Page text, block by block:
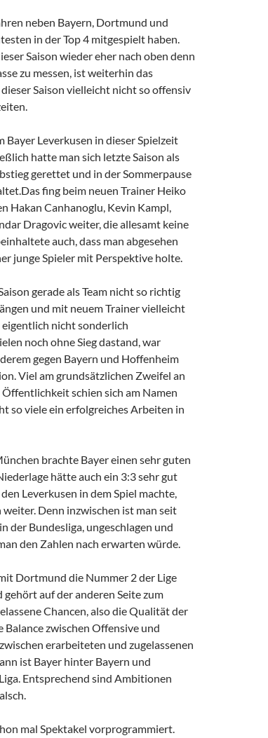
neben Bayern, Dortmund und
in der Top 4 mitgespielt haben.
Saison wieder eher nach oben denn
zu messen, ist weiterhin das
Saison vielleicht nicht so offensiv
Leverkusen in dieser Spielzeit
hatte man sich letzte Saison als
gerettet und in der Sommerpause
fing beim neuen Trainer Heiko
Hakan Canhanoglu, Kevin Kampl,
Dragovic weiter, die allesamt keine
auch, dass man abgesehen
junge Spieler mit Perspektive holte.
gerade als Team nicht so richtig
und mit neuem Trainer vielleicht
nicht sonderlich
noch ohne Sieg dastand, war
gegen Bayern und Hoffenheim
Viel am grundsätzlichen Zweifel an
schien sich am Namen
so viele ein erfolgreiches Arbeiten in
brachte Bayer einen sehr guten
hätte auch ein 3:3 sehr gut
Leverkusen in dem Spiel machte,
Denn inzwischen ist man seit
der Bundesliga, ungeschlagen und
den Zahlen nach erwarten würde.
Dortmund die Nummer 2 der Lige
auf der anderen Seite zum
Chancen, also die Qualität der
zwischen Offensive und
erarbeiteten und zugelassenen
ist Bayer hinter Bayern und
Entsprechend sind Ambitionen
mal Spektakel vorprogrammiert.